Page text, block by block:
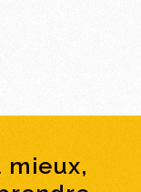
mieux,